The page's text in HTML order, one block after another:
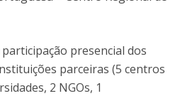
presencial dos
parceiras (5 centros
2 NGOs, 1